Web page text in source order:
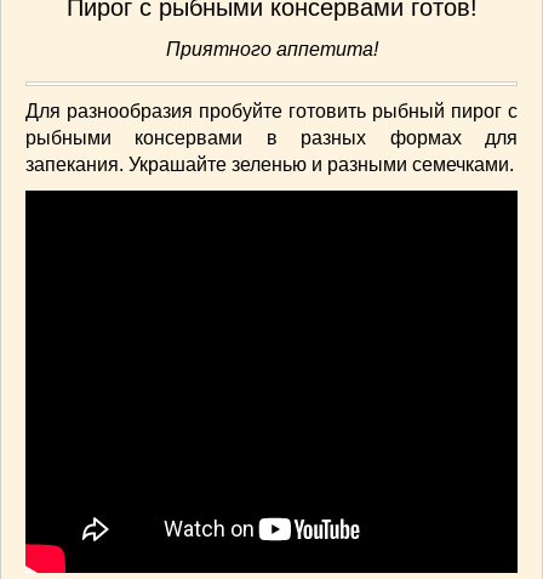
Пирог с рыбными консервами готов!
Приятного аппетита!
Для разнообразия пробуйте готовить рыбный пирог с
рыбными консервами в разных формах для
запекания. Украшайте зеленью и разными семечками.